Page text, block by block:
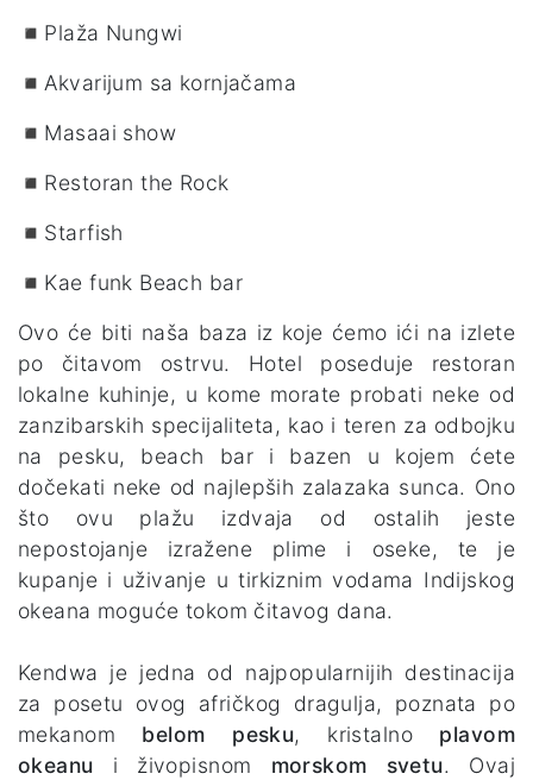
◾Plaža Nungwi
◾Akvarijum sa kornjačama
◾Masaai show
◾Restoran the Rock
◾Starfish
◾Kae funk Beach bar
Ovo će biti naša baza iz koje ćemo ići na izlete
po čitavom ostrvu. Hotel poseduje restoran
lokalne kuhinje, u kome morate probati neke od
zanzibarskih specijaliteta, kao i teren za odbojku
na pesku, beach bar i bazen u kojem ćete
dočekati neke od najlepših zalazaka sunca. Ono
što ovu plažu izdvaja od ostalih jeste
nepostojanje izražene plime i oseke, te je
kupanje i uživanje u tirkiznim vodama Indijskog
okeana moguće tokom čitavog dana.
Kendwa je jedna od najpopularnijih destinacija
za posetu ovog afričkog dragulja, poznata po
mekanom belom pesku, kristalno plavom
okeanu i živopisnom morskom svetu. Ovaj